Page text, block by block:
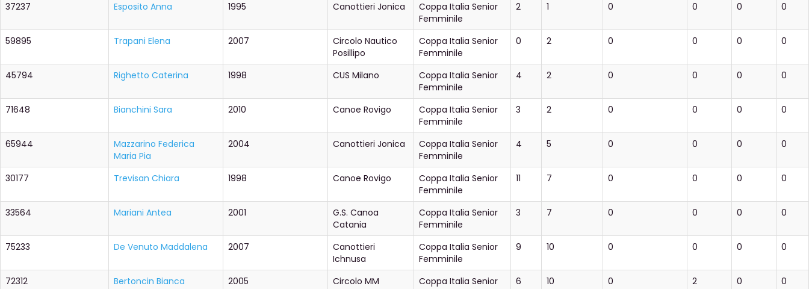
37237 Esposito Anna 1995 Canottieri Jonica
Coppa Italia Senior
Femminile
2 1 0 0 0 0
59895 Trapani Elena 2007
Circolo Nautico
Posillipo
Coppa Italia Senior
Femminile
0 2 0 0 0 0
45794 Righetto Caterina 1998 CUS Milano
Coppa Italia Senior
Femminile
4 2 0 0 0 0
71648 Bianchini Sara 2010 Canoe Rovigo
Coppa Italia Senior
Femminile
3 2 0 0 0 0
65944
Mazzarino Federica
Maria Pia
2004 Canottieri Jonica
Coppa Italia Senior
Femminile
4 5 0 0 0 0
30177 Trevisan Chiara 1998 Canoe Rovigo
Coppa Italia Senior
Femminile
11 7 0 0 0 0
33564 Mariani Antea 2001
G.S. Canoa
Catania
Coppa Italia Senior
Femminile
3 7 0 0 0 0
75233 De Venuto Maddalena 2007
Canottieri
Ichnusa
Coppa Italia Senior
Femminile
9 10 0 0 0 0
72312 Bertoncin Bianca 2005
Circolo MM
Coppa Italia Senior
6 10 0 2 0 0